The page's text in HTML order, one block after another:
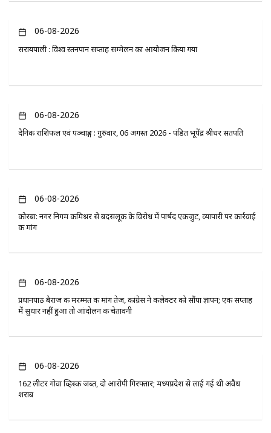
06-08-2026
सरायपाली : विश्व स्तनपान सप्ताह सम्मेलन का आयोजन किया गया
06-08-2026
दैनिक राशिफल एवं पञ्चाङ्ग : गुरुवार, 06 अगस्त 2026 - पंडित भूपेंद्र श्रीधर सतपति
06-08-2026
कोरबा: नगर निगम कमिश्नर से बदसलूकी के विरोध में पार्षद एकजुट, व्यापारी पर कार्रवाई
की मांग
06-08-2026
प्रधानपाठ बैराज की मरम्मत की मांग तेज, कांग्रेस ने कलेक्टर को सौंपा ज्ञापन; एक सप्ताह
में सुधार नहीं हुआ तो आंदोलन की चेतावनी
06-08-2026
162 लीटर गोवा व्हिस्की जब्त, दो आरोपी गिरफ्तार; मध्यप्रदेश से लाई गई थी अवैध
शराब